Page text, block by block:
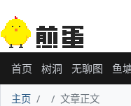
首页 树洞 无聊图 鱼
主页 文章正文